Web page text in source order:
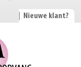
Nieuwe klant?